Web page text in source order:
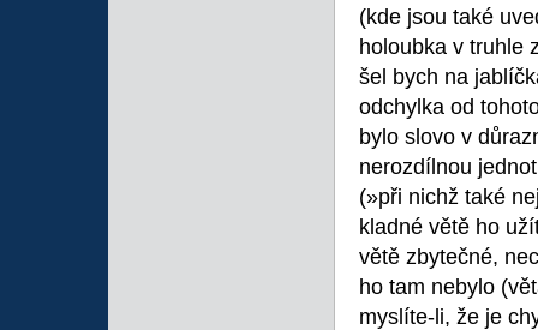
(kde jsou také
holoubka v truhle
šel bych na
odchylka od
bylo slovo v
nerozdílnou
(»při nichž také
kladné větě ho
větě zbytečné,
ho tam nebylo
myslíte-li, že je